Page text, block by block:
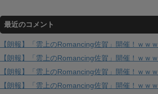
最近のコメント
【朗報】「雲上のRomancing佐賀」開催！ｗｗｗ
【朗報】「雲上のRomancing佐賀」開催！ｗｗｗ
【朗報】「雲上のRomancing佐賀」開催！ｗｗｗ
【朗報】「雲上のRomancing佐賀」開催！ｗｗｗ